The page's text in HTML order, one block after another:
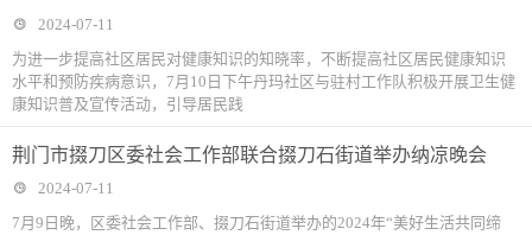
2024-07-11
为进一步提高社区居民对健康知识的知晓率，不断提高社区居民健康知识
水平和预防疾病意识，7月10日下午丹玛社区与驻村工作队积极开展卫生健
康知识普及宣传活动，引导居民践
荆门市掇刀区委社会工作部联合掇刀石街道举办纳凉晚会
2024-07-11
7月9日晚，区委社会工作部、掇刀石街道举办的2024年“美好生活共同缔